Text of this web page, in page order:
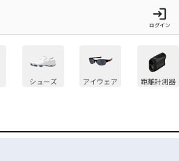
login
ログイン
シューズ アイウェア 距離計測器